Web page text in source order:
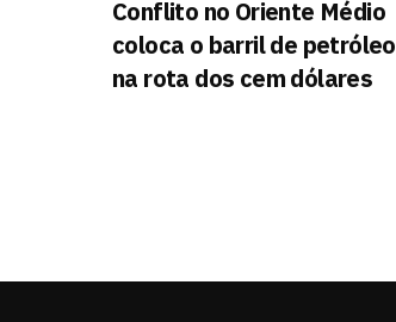
Conflito no Oriente Médio
coloca o barril de petróleo
na rota dos cem dólares